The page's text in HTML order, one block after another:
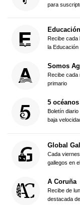
para
Educación
Recibe cada
la Educación
Somos
Recibe
primario
5 océanos
Boletín
baja
Global
Cada
gallegos en
A Coruña
Recibe de
destacada